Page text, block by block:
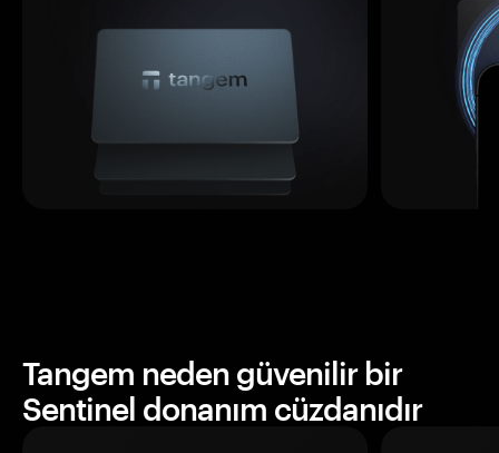
Tangem neden güvenilir bir
Sentinel donanım cüzdanıdır